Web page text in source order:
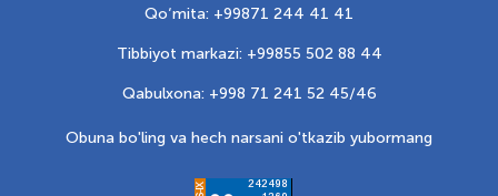
Qo‘mita: +99871 244 41 41
Tibbiyot markazi: +99855 502 88 44
Qabulxona: +998 71 241 52 45/46
Obuna bo'ling va hech narsani o'tkazib yubormang